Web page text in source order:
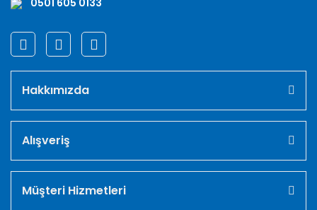
0501 605 0133
Hakkımızda
Alışveriş
Müşteri Hizmetleri